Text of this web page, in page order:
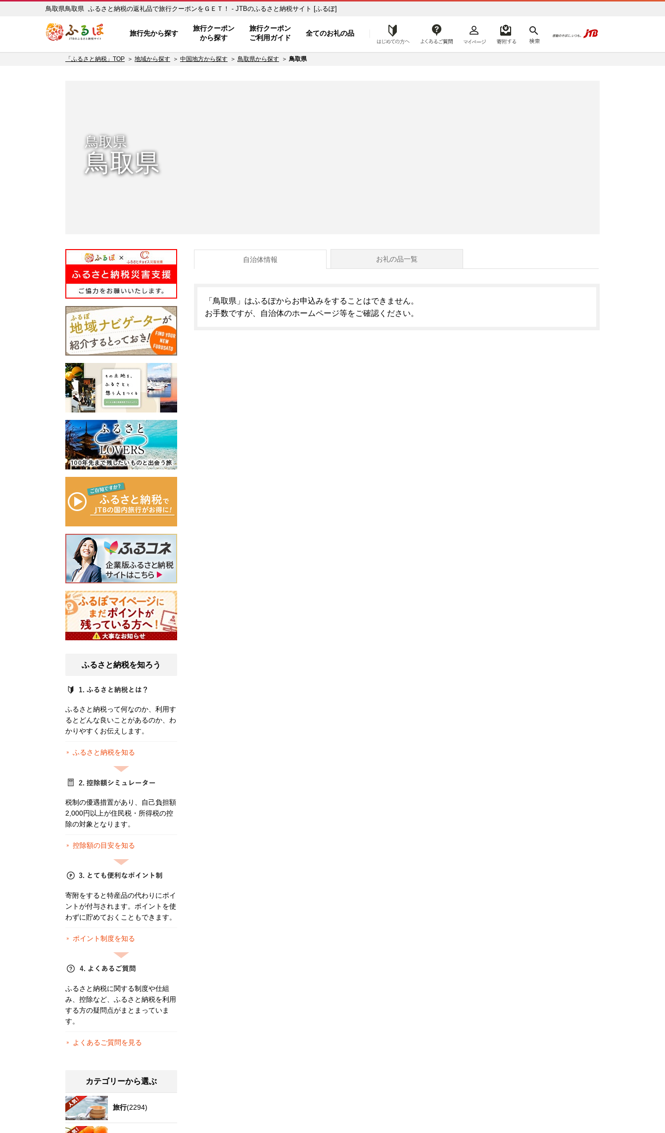
鳥取県鳥取県 ふるさと納税の返礼品で旅行クーポンをＧＥＴ！ - JTBのふるさと納税サイト [ふるぽ]
旅行先から探す
旅行クーポン
から探す
旅行クーポン
ご利用ガイド
全てのお礼の品 はじめての方へ
「ふるさと納税」TOP 地域から探す 中国地方から探す 鳥取県から探す 鳥取県
鳥取県
鳥取県
自治体情報 お礼の品一覧
「鳥取県」はふるぽからお申込みをすることはできません。
お手数ですが、自治体のホームページ等をご確認ください。
ふるさと納税を知ろう
ふるさと納税って何なのか、利用す
るとどんな良いことがあるのか、わ
かりやすくお伝えします。
ふるさと納税を知る
税制の優遇措置があり、自己負担額
2,000円以上が住民税・所得税の控
除の対象となります。
控除額の目安を知る
寄附をすると特産品の代わりにポイ
ントが付与されます。ポイントを使
わずに貯めておくこともできます。
ポイント制度を知る
ふるさと納税に関する制度や仕組
み、控除など、ふるさと納税を利用
する方の疑問点がまとまっていま
す。
よくあるご質問を見る
カテゴリーから選ぶ
旅行(2294)